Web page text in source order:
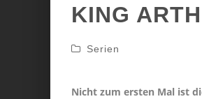
KING
Serien
Nicht zum ersten Mal ist